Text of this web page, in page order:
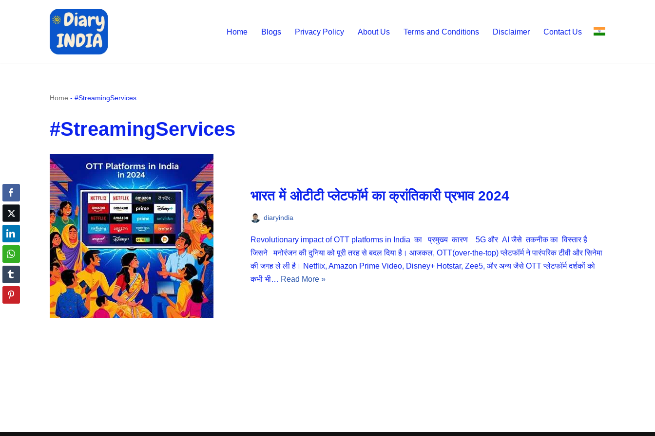
Home Blogs Privacy Policy About Us Terms and Conditions Disclaimer Contact Us
Home - #StreamingServices
#StreamingServices
भारत में ओटीटी प्लेटफॉर्म का क्रांतिकारी प्रभाव 2024
diaryindia
Revolutionary impact of OTT platforms in India का प्रमुख्य कारण 5G और AI जैसे तकनीक का विस्तार है
जिसने मनोरंजन की दुनिया को पूरी तरह से बदल दिया है। आजकल, OTT(over-the-top) प्लेटफॉर्म ने पारंपरिक टीवी और सिनेमा
की जगह ले ली है। Netflix, Amazon Prime Video, Disney+ Hotstar, Zee5, और अन्य जैसे OTT प्लेटफॉर्म दर्शकों को
कभी भी… Read More »